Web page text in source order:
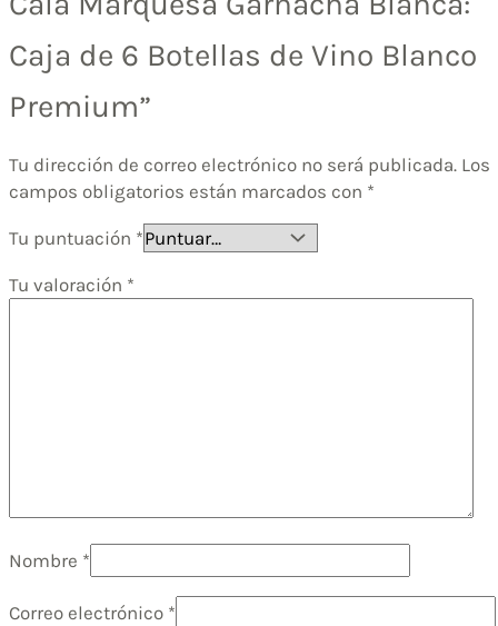
Caja de 6 Botellas de Vino Blanco
Premium”
Tu dirección de correo electrónico no será publicada. Los
campos obligatorios están marcados con *
Tu puntuación *
Tu valoración *
Nombre *
Correo electrónico *